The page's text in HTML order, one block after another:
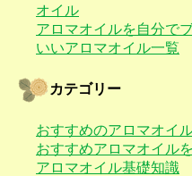
オイル
アロマオイルを自分で
いいアロマオイル一覧
カテゴリー
おすすめのアロマオイ
おすすめアロマオイル
アロマオイル基礎知識